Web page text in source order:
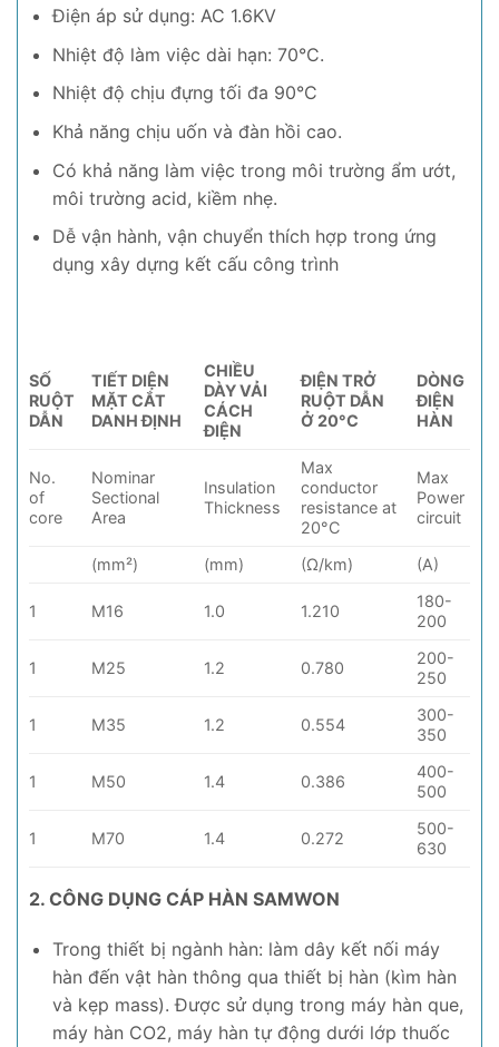
Điện áp sử dụng: AC 1.6KV
Nhiệt độ làm việc dài hạn: 70°C.
Nhiệt độ chịu đựng tối đa 90°C
Khả năng chịu uốn và đàn hồi cao.
Có khả năng làm việc trong môi trường ẩm ướt,
môi trường acid, kiềm nhẹ.
Dễ vận hành, vận chuyển thích hợp trong ứng
dụng xây dựng kết cấu công trình
SỐ
RUỘT
DẪN
TIẾT DIỆN
MẶT CẮT
DANH ĐỊNH
CHIỀU
DÀY VẢI
CÁCH
ĐIỆN
ĐIỆN TRỞ
RUỘT DẪN
Ở 20°C
DÒNG
ĐIỆN
HÀN
No.
of
core
Nominar
Sectional
Area
Insulation
Thickness
Max
conductor
resistance at
20°C
Max
Power
circuit
(mm²) (mm) (Ω/km) (A)
1 M16 1.0 1.210
180-
200
1 M25 1.2 0.780
200-
250
1 M35 1.2 0.554
300-
350
1 M50 1.4 0.386
400-
500
1 M70 1.4 0.272
500-
630
2. CÔNG DỤNG CÁP HÀN SAMWON
Trong thiết bị ngành hàn: làm dây kết nối máy
hàn đến vật hàn thông qua thiết bị hàn (kìm hàn
và kẹp mass). Được sử dụng trong máy hàn que,
máy hàn CO2, máy hàn tự động dưới lớp thuốc